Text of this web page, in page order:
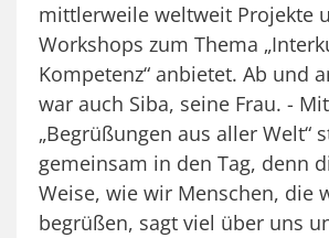
mittlerweile weltweit Projekte
Workshops zum Thema
Kompetenz“ anbietet. Ab und
war auch Siba, seine Frau. -
„Begrüßungen aus aller Welt“
gemeinsam in den Tag, denn
Weise, wie wir Menschen, die
begrüßen, sagt viel über uns